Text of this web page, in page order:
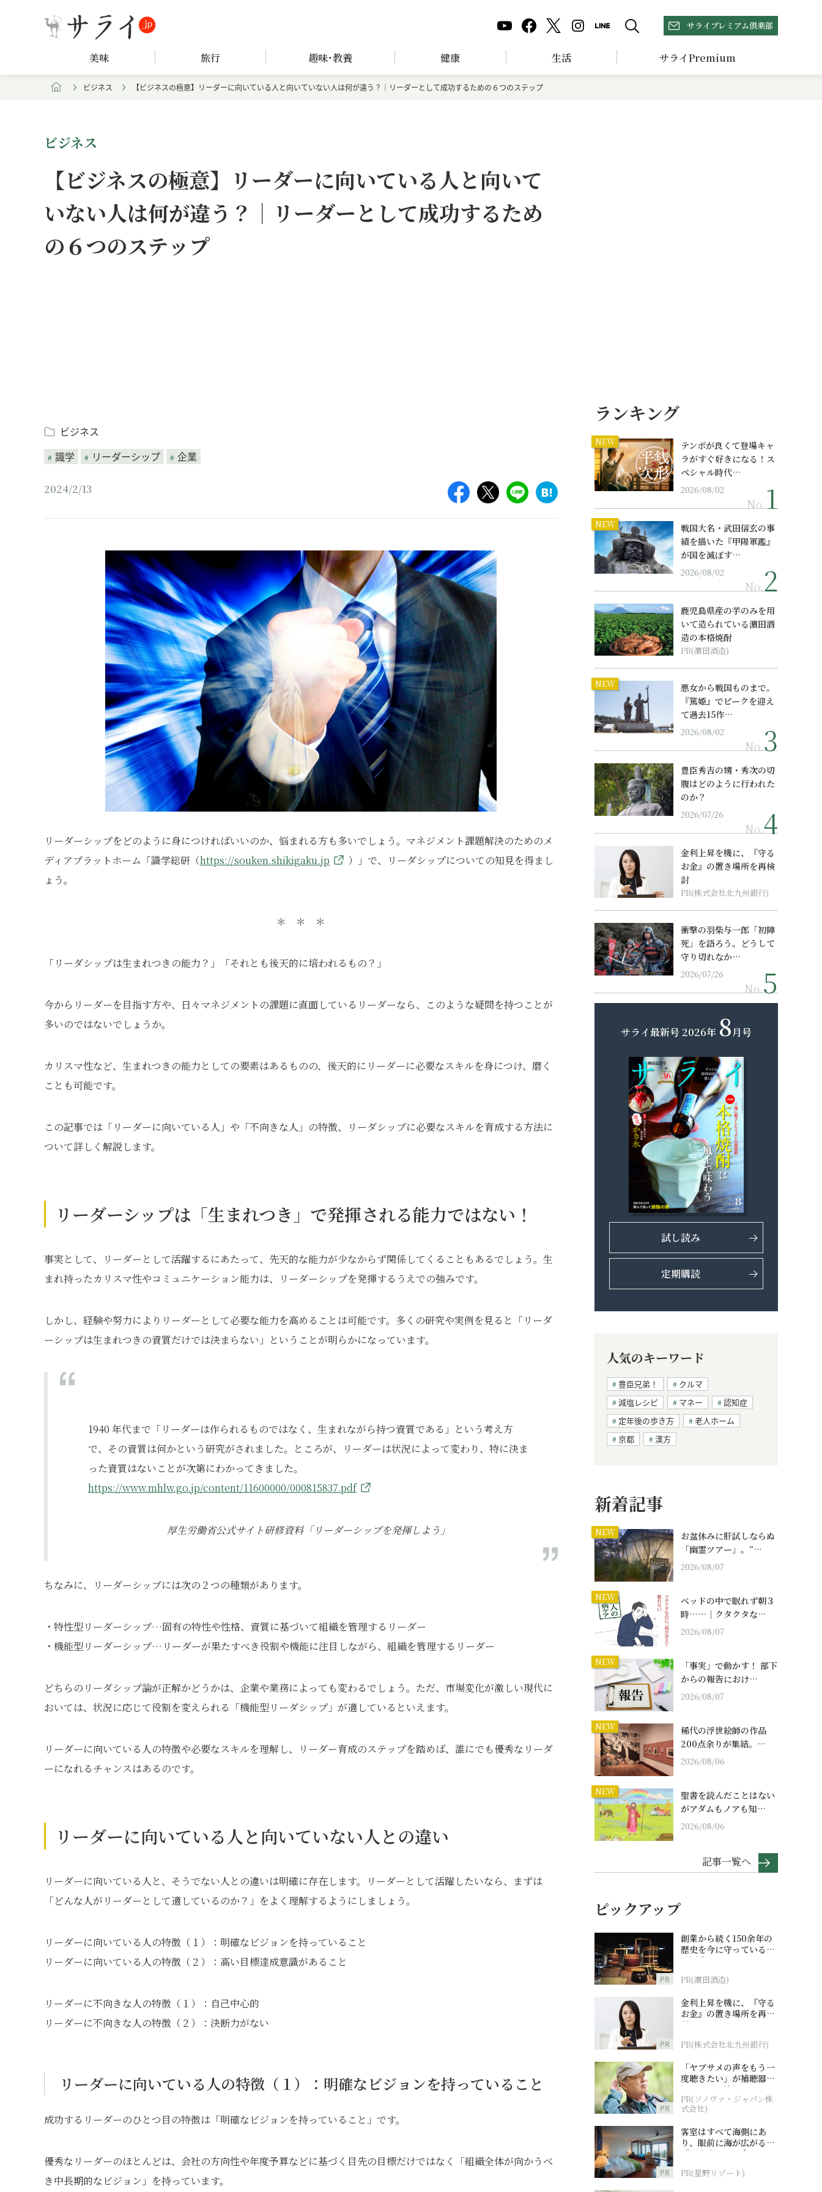
サライプレミアム倶楽部
美味 旅行 趣味･教養 健康 生活 サライPremium
ビジネス 【ビジネスの極意】リーダーに向いている人と向いていない人は何が違う？｜リーダーとして成功するための６つのステップ
ビジネス
【ビジネスの極意】リーダーに向いている人と向いて
いない人は何が違う？｜リーダーとして成功するため
の６つのステップ
ビジネス
識学
リーダーシップ 企業
2024/2/13
リーダーシップをどのように身につければいいのか、悩まれる方も多いでしょう。マネジメント課題解決のためのメ
ディアプラットホーム「識学総研（https://souken.shikigaku.jp
）」で、リーダシップについての知見を得まし
ょう。
＊ ＊ ＊
「リーダシップは生まれつきの能力？」「それとも後天的に培われるもの？」
今からリーダーを目指す方や、日々マネジメントの課題に直面しているリーダーなら、このような疑問を持つことが
多いのではないでしょうか。
カリスマ性など、生まれつきの能力としての要素はあるものの、後天的にリーダーに必要なスキルを身につけ、磨く
ことも可能です。
この記事では「リーダーに向いている人」や「不向きな人」の特徴、リーダシップに必要なスキルを育成する方法に
ついて詳しく解説します。
リーダーシップは「生まれつき」で発揮される能力ではない！
事実として、リーダーとして活躍するにあたって、先天的な能力が少なからず関係してくることもあるでしょう。生
まれ持ったカリスマ性やコミュニケーション能力は、リーダーシップを発揮するうえでの強みです。
しかし、経験や努力によりリーダーとして必要な能力を高めることは可能です。多くの研究や実例を見ると「リーダ
ーシップは生まれつきの資質だけでは決まらない」ということが明らかになっています。
1940 年代まで「リーダーは作られるものではなく、生まれながら持つ資質である」という考え方
で、その資質は何かという研究がされました。ところが、リーダーは状況によって変わり、特に決ま
った資質はないことが次第にわかってきました。
https://www.mhlw.go.jp/content/11600000/000815837.pdf
厚生労働省公式サイト研修資料「リーダーシップを発揮しよう」
ちなみに、リーダーシップには次の２つの種類があります。
・特性型リーダーシップ…固有の特性や性格、資質に基づいて組織を管理するリーダー
・機能型リーダーシップ…リーダーが果たすべき役割や機能に注目しながら、組織を管理するリーダー
どちらのリーダシップ論が正解かどうかは、企業や業務によっても変わるでしょう。ただ、市場変化が激しい現代に
おいては、状況に応じて役割を変えられる「機能型リーダシップ」が適しているといえます。
リーダーに向いている人の特徴や必要なスキルを理解し、リーダー育成のステップを踏めば、誰にでも優秀なリーダ
ーになれるチャンスはあるのです。
リーダーに向いている人と向いていない人との違い
リーダーに向いている人と、そうでない人との違いは明確に存在します。リーダーとして活躍したいなら、まずは
「どんな人がリーダーとして適しているのか？」をよく理解するようにしましょう。
リーダーに向いている人の特徴（１）：明確なビジョンを持っていること
リーダーに向いている人の特徴（２）：高い目標達成意識があること
リーダーに不向きな人の特徴（１）：自己中心的
リーダーに不向きな人の特徴（２）：決断力がない
リーダーに向いている人の特徴（１）：明確なビジョンを持っていること
成功するリーダーのひとつ目の特徴は「明確なビジョンを持っていること」です。
優秀なリーダーのほとんどは、会社の方向性や年度予算などに基づく目先の目標だけではなく「組織全体が向かうべ
き中長期的なビジョン」を持っています。
ランキング
NEW
テンポが良くて登場キャ
ラがすぐ好きになる！ス
ペシャル時代…
2026/08/02
No.
NEW
戦国大名・武田信玄の事
績を描いた『甲陽軍鑑』
が国を滅ぼす…
2026/08/02
No.
鹿児島県産の芋のみを用
いて造られている濵田酒
造の本格焼酎
PR(濵田酒造)
NEW
悪女から戦国ものまで。
『篤姫』でピークを迎え
て過去15作…
2026/08/02
No.
豊臣秀吉の甥・秀次の切
腹はどのように行われた
のか？
2026/07/26
No.
金利上昇を機に、『守る
お金』の置き場所を再検
討
PR(株式会社北九州銀行)
衝撃の羽柴与一郎「初陣
死」を語ろう。どうして
守り切れなか…
2026/07/26
No.
サライ最新号 2026年 8月号
試し読み
定期購読
人気のキーワード
豊臣兄弟！
クルマ
減塩レシピ
マネー
認知症
定年後の歩き方
老人ホーム
京都
漢方
新着記事
NEW
お盆休みに肝試しならぬ
「幽霊ツアー」。“…
2026/08/07
NEW
ベッドの中で眠れず朝３
時……｜クタクタな…
2026/08/07
NEW
「事実」で動かす！ 部下
からの報告におけ…
2026/08/07
NEW
稀代の浮世絵師の作品
200点余りが集結。…
2026/08/06
NEW
聖書を読んだことはない
がアダムもノアも知…
2026/08/06
記事一覧へ
ピックアップ
PR
創業から続く150余年の
歴史を今に守っている濵
田酒造
PR(濵田酒造)
PR
金利上昇を機に、『守る
お金』の置き場所を再検
討
PR(株式会社北九州銀行)
PR
「ヤブサメの声をもう一
度聴きたい」が補聴器チ
ャレンジの後押しに
PR(ソノヴァ・ジャパン株
式会社)
PR
客室はすべて海側にあ
り、眼前に海が広がる
『西表島ホテル by 星野
PR(星野リゾート)